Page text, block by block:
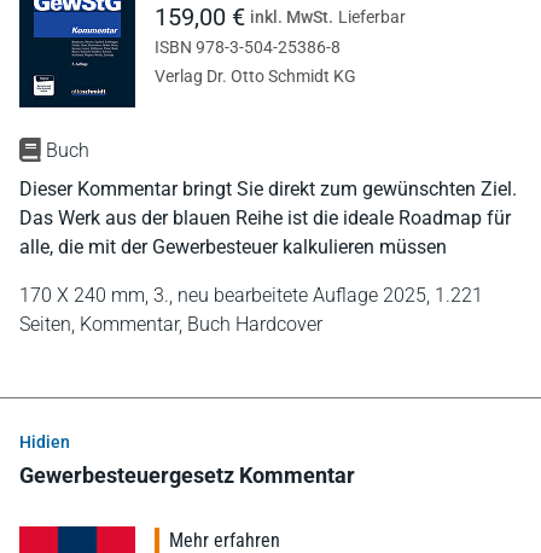
Buch
Dieser Kommentar bringt Sie direkt zum gewünschten Ziel.
Das Werk aus der blauen Reihe ist die ideale Roadmap für
alle, die mit der Gewerbesteuer kalkulieren müssen
170 X 240 mm, 3., neu bearbeitete Auflage 2025, 1.221
Seiten, Kommentar, Buch Hardcover
159,00 € inkl. MwSt. Lieferbar
ISBN 978-3-504-25386-8
Verlag Dr. Otto Schmidt KG
Hidien
Gewerbesteuergesetz Kommentar
Mehr erfahren